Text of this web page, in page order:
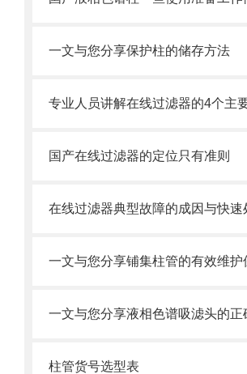
一文与您分享保护柱的储存方法
专业人员讲解在线过滤器的4个主
国产在线过滤器的定位只有准则
柱管货号选型表